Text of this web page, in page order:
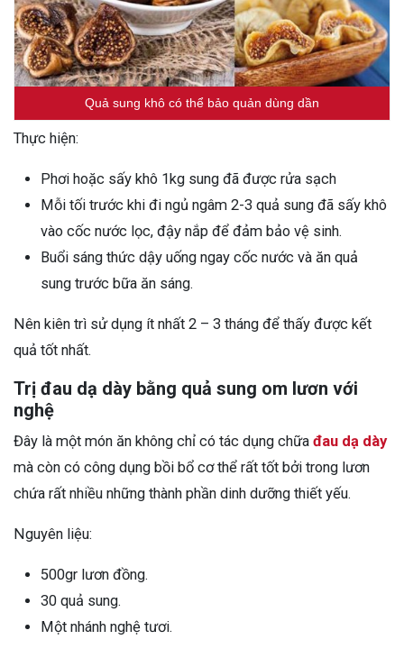
Quả sung khô có thể bảo quản dùng dần
Thực hiện:
Phơi hoặc sấy khô 1kg sung đã được rửa sạch
Mỗi tối trước khi đi ngủ ngâm 2-3 quả sung đã sấy khô
vào cốc nước lọc, đậy nắp để đảm bảo vệ sinh.
Buổi sáng thức dậy uống ngay cốc nước và ăn quả
sung trước bữa ăn sáng.
Nên kiên trì sử dụng ít nhất 2 – 3 tháng để thấy được kết
quả tốt nhất.
Trị đau dạ dày bằng quả sung om lươn với
nghệ
Đây là một món ăn không chỉ có tác dụng chữa đau dạ dày
mà còn có công dụng bồi bổ cơ thể rất tốt bởi trong lươn
chứa rất nhiều những thành phần dinh dưỡng thiết yếu.
Nguyên liệu:
500gr lươn đồng.
30 quả sung.
Một nhánh nghệ tươi.